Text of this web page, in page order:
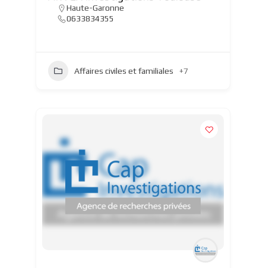
Haute-Garonne
0633834355
Affaires civiles et familiales +7